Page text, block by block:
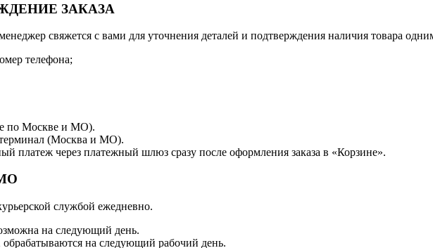
ЗАКАЗА
свяжется с вами для уточнения деталей и подтверждения наличия товара
телефона;
по Москве и МО).
терминал (Москва и МО).
платеж через платежный шлюз сразу после оформления заказа в «Корзине».
службой ежедневно.
на следующий день.
на следующий рабочий день.